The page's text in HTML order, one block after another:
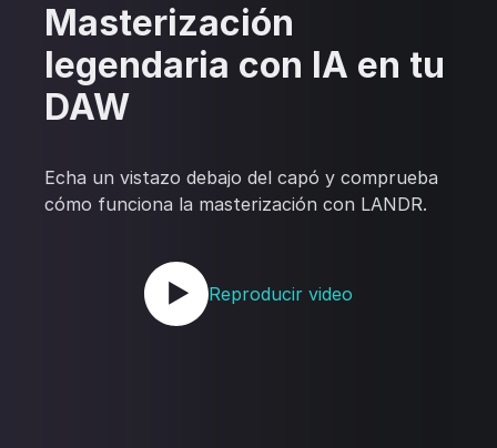
Masterización
legendaria con IA en tu
DAW
Echa un vistazo debajo del capó y comprueba
cómo funciona la masterización con LANDR.
Reproducir video